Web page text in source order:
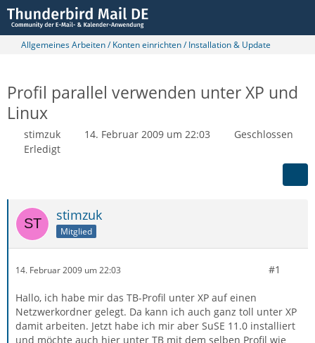
Allgemeines Arbeiten / Konten einrichten / Installation & Update
Profil parallel verwenden unter XP und
Linux
stimzuk 14. Februar 2009 um 22:03
Geschlossen
Erledigt
stimzuk
Mitglied
14. Februar 2009 um 22:03 #1
Hallo, ich habe mir das TB-Profil unter XP auf einen
Netzwerkordner gelegt. Da kann ich auch ganz toll unter XP
damit arbeiten. Jetzt habe ich mir aber SuSE 11.0 installiert
und möchte auch hier unter TB mit dem selben Profil wie